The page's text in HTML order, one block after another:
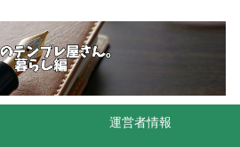
運営者情報